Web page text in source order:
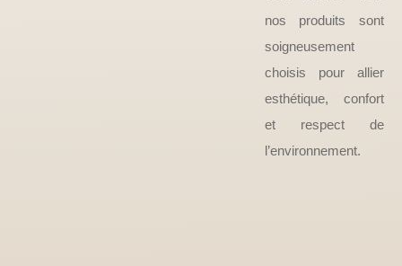
nos produits sont
soigneusement
choisis pour allier
esthétique, confort
et respect de
l’environnement.